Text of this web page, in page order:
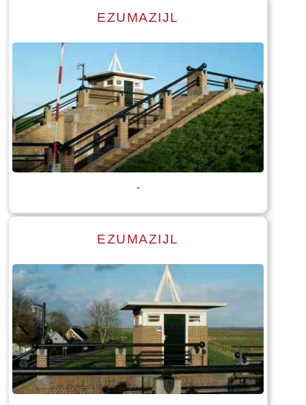
Lees meer
Tekst: © Foto: © Bauke Folkertsma
EZUMAZIJL
-
Lees meer
Tekst: © Foto: © Bauke Folkertsma
EZUMAZIJL